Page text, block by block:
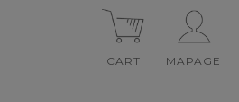
CART MAPAGE